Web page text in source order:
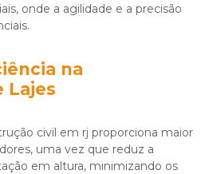
onde a agilidade e a precisão
na
Lajes
civil em rj proporciona maior
uma vez que reduz a
em altura, minimizando os